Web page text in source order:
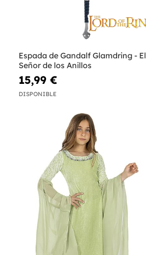
Espada de Gandalf Glamdring - El
Señor de los Anillos
15,99 €
DISPONIBLE